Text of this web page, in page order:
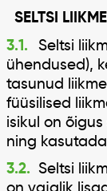
SELTSI
Seltsi
ühendused),
tasunud
füüsilised
isikul on
ning
Seltsi